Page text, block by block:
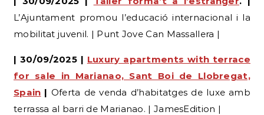
| 30/09/2025 |Luxury apartments with terrace
for sale in Marianao, Sant Boi de Llobregat,
terrassa al barri de Marianao. | JamesEdition |
| 30/09/2025 | La segunda jornada del BNEW
2025 pone en valor el talento y las soluciones